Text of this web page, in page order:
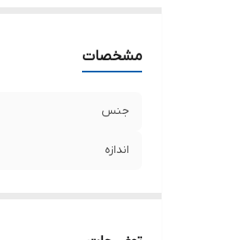
مشخصات
جنس
اندازه